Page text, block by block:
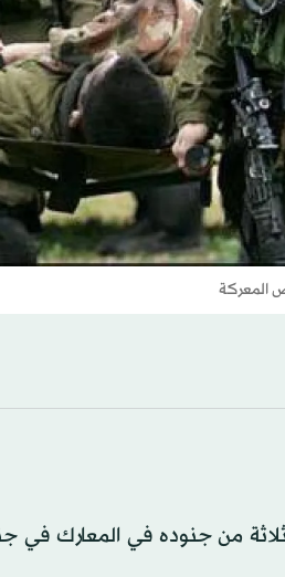
المعركة
ثلاثة من جنوده في المعارك